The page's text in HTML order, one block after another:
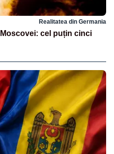
Realitatea din Germania
cel puțin cinci